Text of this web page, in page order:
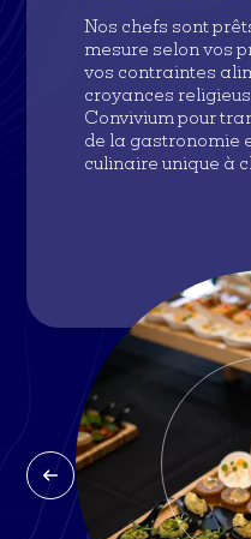
Nos chefs sont
mesure selon vos
vos contraintes
croyances
Convivium pour
de la gastronomie
culinaire unique à